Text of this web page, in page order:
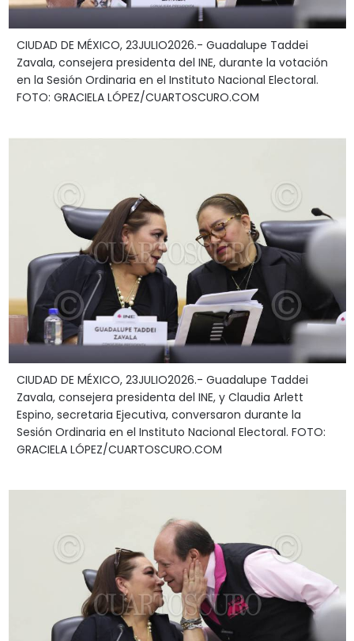
CIUDAD DE MÉXICO, 23JULIO2026.- Guadalupe Taddei
Zavala, consejera presidenta del INE, durante la votación
en la Sesión Ordinaria en el Instituto Nacional Electoral.
FOTO: GRACIELA LÓPEZ/CUARTOSCURO.COM
CIUDAD DE MÉXICO, 23JULIO2026.- Guadalupe Taddei
Zavala, consejera presidenta del INE, y Claudia Arlett
Espino, secretaria Ejecutiva, conversaron durante la
Sesión Ordinaria en el Instituto Nacional Electoral. FOTO:
GRACIELA LÓPEZ/CUARTOSCURO.COM